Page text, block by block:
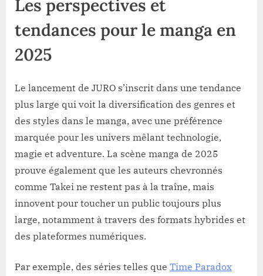
Les perspectives et
tendances pour le manga en
2025
Le lancement de JURO s’inscrit dans une tendance
plus large qui voit la diversification des genres et
des styles dans le manga, avec une préférence
marquée pour les univers mêlant technologie,
magie et adventure. La scène manga de 2025
prouve également que les auteurs chevronnés
comme Takei ne restent pas à la traîne, mais
innovent pour toucher un public toujours plus
large, notamment à travers des formats hybrides et
des plateformes numériques.
Par exemple, des séries telles que Time Paradox